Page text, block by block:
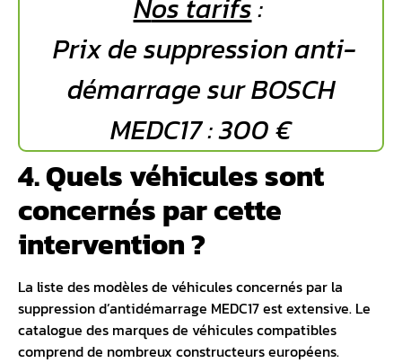
Nos tarifs:
Prix de suppression anti-
démarrage sur BOSCH
MEDC17 : 300 €
4. Quels véhicules sont
concernés par cette
intervention ?
La liste des modèles de véhicules concernés par la
suppression d’antidémarrage MEDC17 est extensive. Le
catalogue des marques de véhicules compatibles
comprend de nombreux constructeurs européens.